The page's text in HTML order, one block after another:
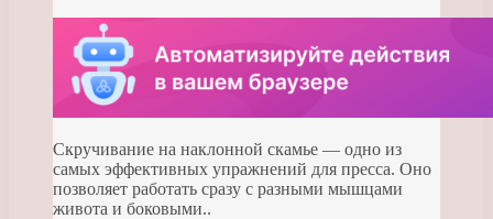
Скручивание на наклонной скамье — одно из
самых эффективных упражнений для пресса. Оно
позволяет работать сразу с разными мышцами
живота и боковыми..